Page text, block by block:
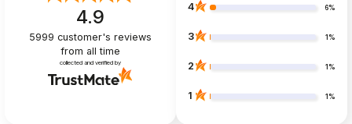
4.9
5999 customer's reviews
from all time
collected and verified by
4 6%
3 1%
2 1%
1 1%